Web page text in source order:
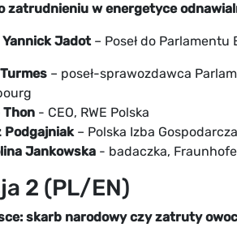
zatrudnieniu w energetyce
Yannick Jadot– Poseł do Parlamentu
– poseł-sprawozdawca
Thon - CEO, RWE Polska
Podgajniak– Polska Izba
Jankowska - badaczka,
2 (PL/EN)
skarb narodowy czy zatruty